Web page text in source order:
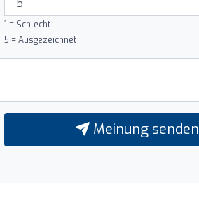
1 = Schlecht
5 = Ausgezeichnet
Meinung senden